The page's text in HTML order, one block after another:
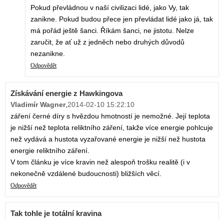
Pokud převládnou v naší civilizaci lidé, jako Vy, tak
zanikne. Pokud budou přece jen převládat lidé jako já, tak
má pořád ještě šanci. Říkám šanci, ne jistotu. Nelze
zaručit, že ať už z jedněch nebo druhých důvodů
nezanikne.
Odpovědět
Získávání energie z Hawkingova
Vladimír Wagner,2014-02-10 15:22:10
záření černé díry s hvězdou hmotností je nemožné. Její teplota
je nižší než teplota reliktního záření, takže více energie pohlcuje
než vydává a hustota vyzařované energie je nižší než hustota
energie reliktního záření.
V tom článku je více kravin než alespoň trošku realitě (i v
nekonečně vzdálené budoucnosti) bližších věcí.
Odpovědět
Tak tohle je totální kravina